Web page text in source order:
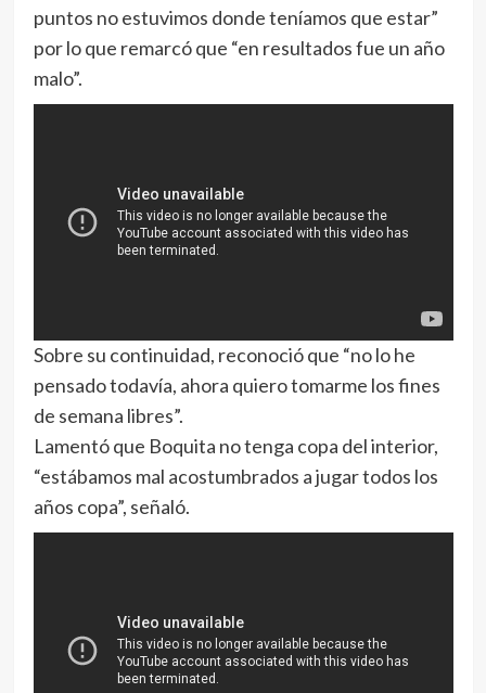
puntos no estuvimos donde teníamos que estar”
por lo que remarcó que “en resultados fue un año
malo”.
Sobre su continuidad, reconoció que “no lo he
pensado todavía, ahora quiero tomarme los fines
de semana libres”.
Lamentó que Boquita no tenga copa del interior,
“estábamos mal acostumbrados a jugar todos los
años copa”, señaló.